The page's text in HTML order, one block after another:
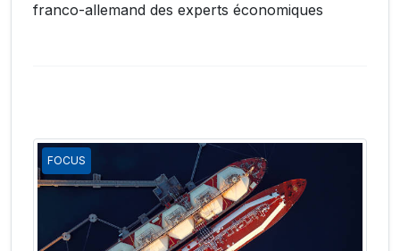
franco-allemand des experts économiques
FOCUS